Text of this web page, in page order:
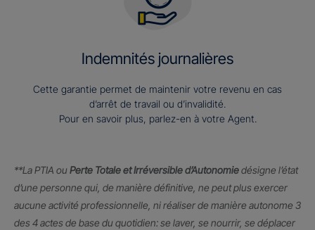
Indemnités journalières
Cette garantie permet de maintenir votre revenu en cas
d’arrêt de travail ou d’invalidité.
Pour en savoir plus, parlez-en à votre Agent.
**La PTIA ou Perte Totale et Irréversible d’Autonomiedésigne l’état
d’une personne qui, de manière définitive, ne peut plus exercer
aucune activité professionnelle, ni réaliser de manière autonome 3
des 4 actes de base du quotidien: se laver, se nourrir, se déplacer